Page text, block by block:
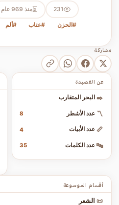
231
⏳منذ 969 عام
#الحزن #عتاب #ألم
مشاركة
عن القصيدة
✒️ البحر المتقارب
〽️ عدد الأشطر 8
📏 عدد الأبيات 4
🔤 عدد الكلمات 35
أقسام الموسوعة
📜 الشعر